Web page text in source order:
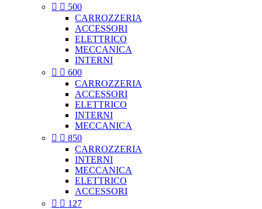
  500
CARROZZERIA
ACCESSORI
ELETTRICO
MECCANICA
INTERNI
  600
CARROZZERIA
ACCESSORI
ELETTRICO
INTERNI
MECCANICA
  850
CARROZZERIA
INTERNI
MECCANICA
ELETTRICO
ACCESSORI
  127